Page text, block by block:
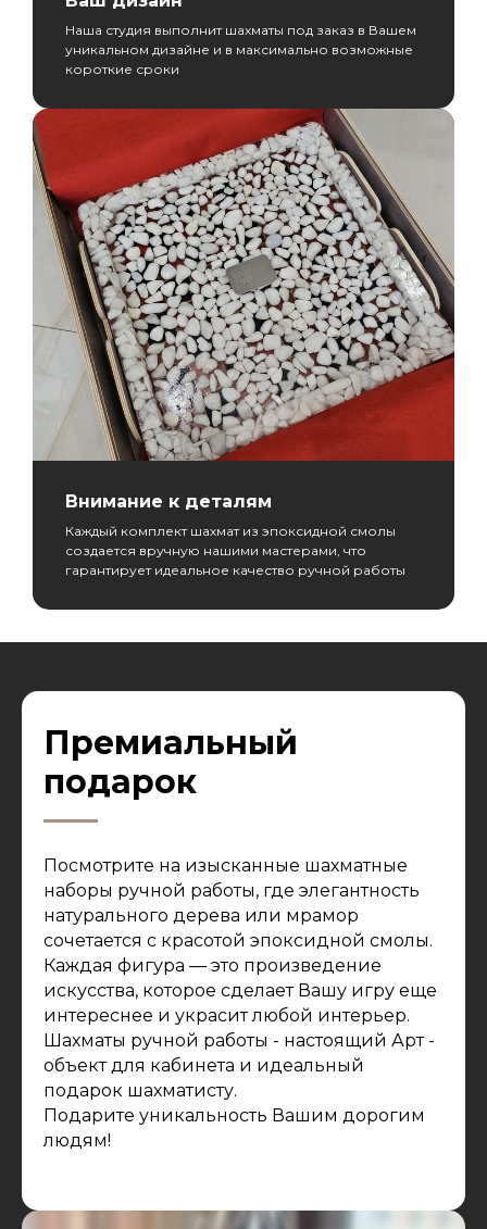
Наша студия выполнит шахматы под заказ в Вашем
уникальном дизайне и в максимально возможные
короткие сроки
Внимание к деталям
Каждый комплект шахмат из эпоксидной смолы
создается вручную нашими мастерами, что
гарантирует идеальное качество ручной работы
Премиальный
подарок
Посмотрите на изысканные шахматные
наборы ручной работы, где элегантность
натурального дерева или мрамор
сочетается с красотой эпоксидной смолы.
Каждая фигура — это произведение
искусства, которое сделает Вашу игру еще
интереснее и украсит любой интерьер.
Шахматы ручной работы - настоящий Арт -
объект для кабинета и идеальный
подарок шахматисту.
Подарите уникальность Вашим дорогим
людям!